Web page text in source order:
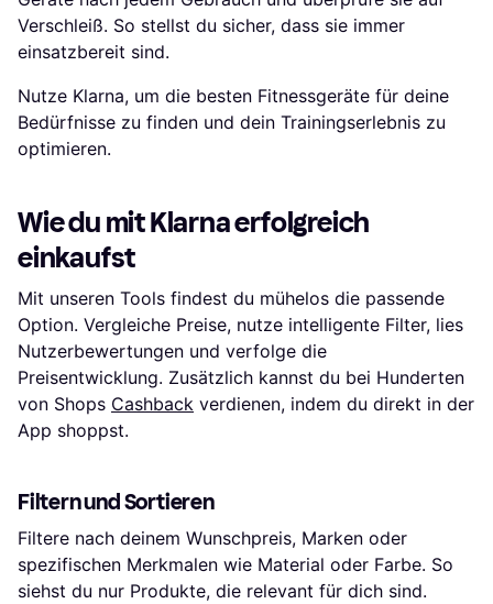
Verschleiß. So stellst du sicher, dass sie immer
einsatzbereit sind.
Nutze Klarna, um die besten Fitnessgeräte für deine
Bedürfnisse zu finden und dein Trainingserlebnis zu
optimieren.
Wie du mit Klarna erfolgreich
einkaufst
Mit unseren Tools findest du mühelos die passende
Option. Vergleiche Preise, nutze intelligente Filter, lies
Nutzerbewertungen und verfolge die
Preisentwicklung. Zusätzlich kannst du bei Hunderten
von Shops Cashback verdienen, indem du direkt in der
App shoppst.
Filtern und Sortieren
Filtere nach deinem Wunschpreis, Marken oder
spezifischen Merkmalen wie Material oder Farbe. So
siehst du nur Produkte, die relevant für dich sind.